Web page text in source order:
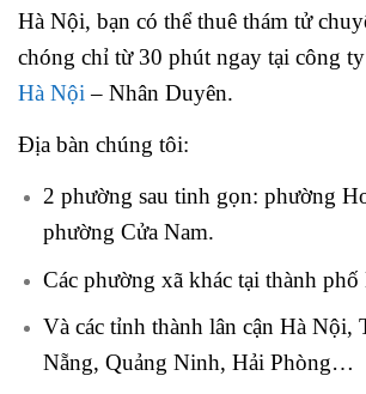
Hà Nội, bạn có thể thuê thám tử
chóng chỉ từ 30 phút ngay tại công ty
Hà Nội – Nhân Duyên.
Địa bàn chúng tôi:
2 phường sau tinh gọn: phường
phường Cửa Nam.
Các phường xã khác tại thành
Và các tỉnh thành lân cận Hà
Nẵng, Quảng Ninh, Hải Phòng…